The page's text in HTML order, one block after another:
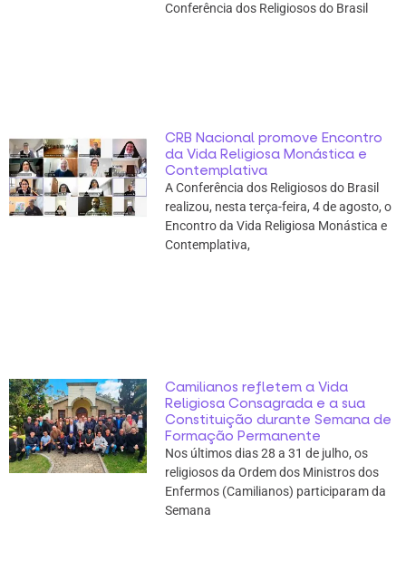
Conferência dos Religiosos do Brasil
CRB Nacional promove Encontro
da Vida Religiosa Monástica e
Contemplativa
A Conferência dos Religiosos do Brasil
realizou, nesta terça-feira, 4 de agosto, o
Encontro da Vida Religiosa Monástica e
Contemplativa,
Camilianos refletem a Vida
Religiosa Consagrada e a sua
Constituição durante Semana de
Formação Permanente
Nos últimos dias 28 a 31 de julho, os
religiosos da Ordem dos Ministros dos
Enfermos (Camilianos) participaram da
Semana